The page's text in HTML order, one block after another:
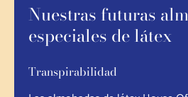
Nuestras futuras
especiales de látex
Transpirabilidad